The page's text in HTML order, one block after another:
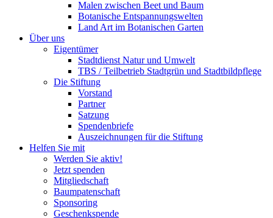
Malen zwischen Beet und Baum
Botanische Entspannungswelten
Land Art im Botanischen Garten
Über uns
Eigentümer
Stadtdienst Natur und Umwelt
TBS / Teilbetrieb Stadtgrün und Stadtbildpflege
Die Stiftung
Vorstand
Partner
Satzung
Spendenbriefe
Auszeichnungen für die Stiftung
Helfen Sie mit
Werden Sie aktiv!
Jetzt spenden
Mitgliedschaft
Baumpatenschaft
Sponsoring
Geschenkspende